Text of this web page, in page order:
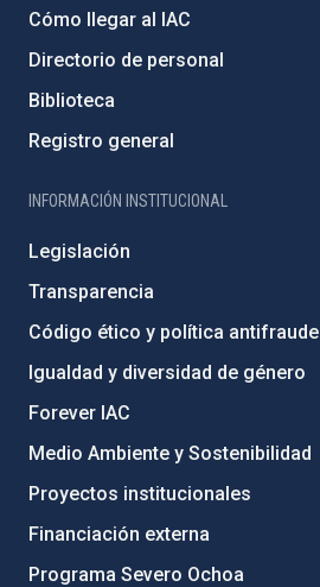
Cómo llegar al IAC
Directorio de personal
Biblioteca
Registro general
INFORMACIÓN INSTITUCIONAL
Legislación
Transparencia
Código ético y política antifraude
Igualdad y diversidad de género
Forever IAC
Medio Ambiente y Sostenibilidad
Proyectos institucionales
Financiación externa
Programa Severo Ochoa